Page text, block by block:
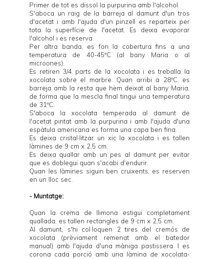
Primer de tot es dissol la purpurina amb l'alcohol.
S'aboca un raig de la barreja al damunt d'un tros
d'acetat i amb l'ajuda d'un pinzell es reparteix per
tota la superfície de l'acetat. Es deixa evaporar
l'alcohol i es reserva.
Per altra banda, es fon la cobertura fins a una
temperatura de 40-45ºC (al bany Maria o al
microones).
Es retiren 3/4 parts de la xocolata i es treballa la
xocolata sobre el marbre. Quan arribi a 28ºC, es
barreja amb la resta que hem deixat al bany Maria,
de forma que la mescla final tingui una temperatura
de 31ºC.
S'aboca la xocolata temperada al damunt de
l'acetat pintat amb la purpurina i amb l'ajuda d'una
espàtula americana es forma una capa ben fina.
Es deixa cristal·litzar un xic la xocolata i es tallen
làmines de 9 cm x 2,5 cm.
Es deixa quallar amb un pes al damunt per evitar
que es doblegui quan s'acabi d'endurir.
Quan les làmines siguin ben cruixents, es reserven
en un lloc sec.
- Muntatge:
Quan la crema de llimona estigui completament
quallada, es tallen rectangles de 9 cm x 2,5 cm.
Al damunt, s'hi col·loquen 2 tires del cremós de
xocolata (prèviament remenat amb el batedor
manual) amb l'ajuda d'una màniga pastissera. I es
corona cada porció amb una làmina de xocolata-